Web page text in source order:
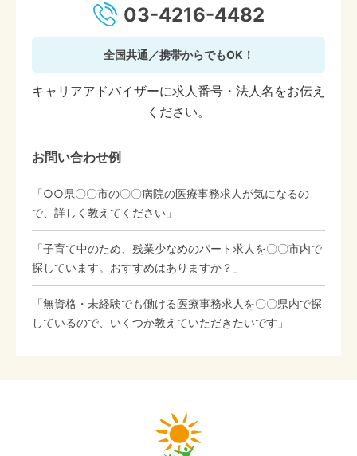
03-4216-4482
全国共通／携帯からでもOK！
キャリアアドバイザーに求人番号・法人名をお伝え
ください。
お問い合わせ例
「○○県〇〇市の〇〇病院の医療事務求人が気になるの
で、詳しく教えてください」
「子育て中のため、残業少なめのパート求人を〇〇市内で
探しています。おすすめはありますか？」
「無資格・未経験でも働ける医療事務求人を〇〇県内で探
しているので、いくつか教えていただきたいです」